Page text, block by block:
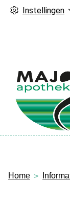
Instellingen
Home